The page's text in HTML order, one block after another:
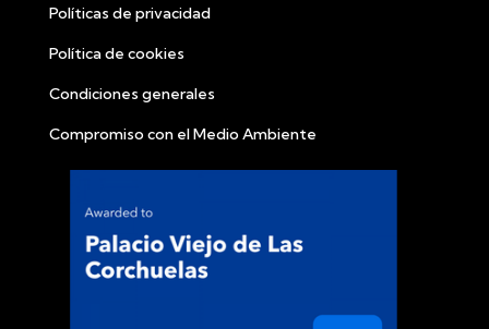
Políticas de privacidad
Política de cookies
Condiciones generales
Compromiso con el Medio Ambiente